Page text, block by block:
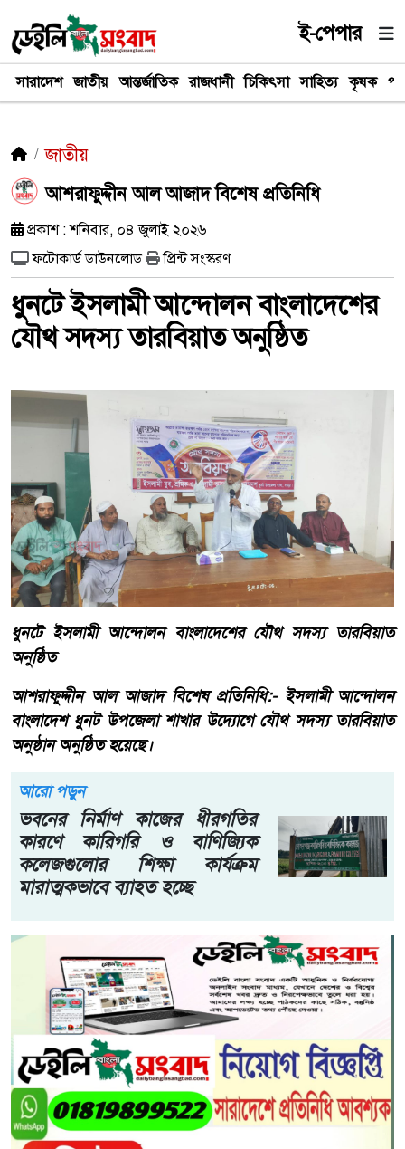
ই-পেপার
সারাদেশ জাতীয় আন্তর্জাতিক রাজধানী চিকিৎসা সাহিত্য কৃষক
জাতীয়
আশরাফুদ্দীন আল আজাদ বিশেষ প্রতিনিধি
প্রকাশ : শনিবার, ০৪ জুলাই ২০২৬
ফটোকার্ড ডাউনলোড
প্রিন্ট সংস্করণ
ধুনটে ইসলামী আন্দোলন বাংলাদেশের
যৌথ সদস্য তারবিয়াত অনুষ্ঠিত
ধুনটে ইসলামী আন্দোলন বাংলাদেশের যৌথ সদস্য তারবিয়াত
অনুষ্ঠিত
আশরাফুদ্দীন আল আজাদ বিশেষ প্রতিনিধি:- ইসলামী আন্দোলন
বাংলাদেশ ধুনট উপজেলা শাখার উদ্যোগে যৌথ সদস্য তারবিয়াত
অনুষ্ঠান অনুষ্ঠিত হয়েছে।
আরো পড়ুন
ভবনের নির্মাণ কাজের ধীরগতির
কারণে কারিগরি ও বাণিজ্যিক
কলেজগুলোর শিক্ষা কার্যক্রম
মারাত্মকভাবে ব্যাহত হচ্ছে